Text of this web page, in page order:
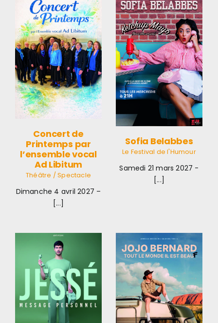
Concert de
Printemps par
l’ensemble vocal
Ad Libitum
Théâtre / Spectacle
Dimanche 4 avril 2027 –
[...]
Sofia
Belabbes
Le Festival de
l'Humour
Sofia Belabbes
Le Festival de l'Humour
Samedi 21 mars 2027 -
[...]
Jojo
Bernard
Le Festival de